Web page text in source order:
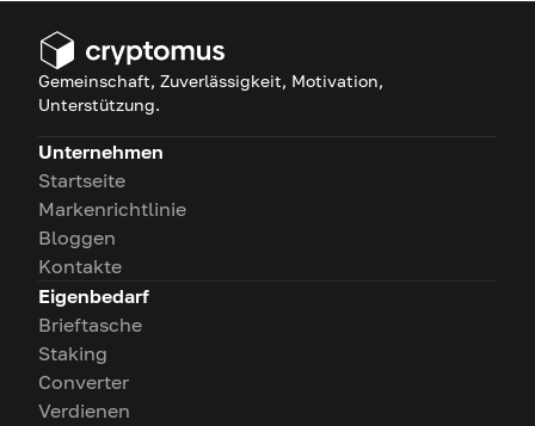
Gemeinschaft, Zuverlässigkeit, Motivation,
Unterstützung.
Unternehmen
Startseite
Markenrichtlinie
Bloggen
Kontakte
Eigenbedarf
Brieftasche
Staking
Converter
Verdienen